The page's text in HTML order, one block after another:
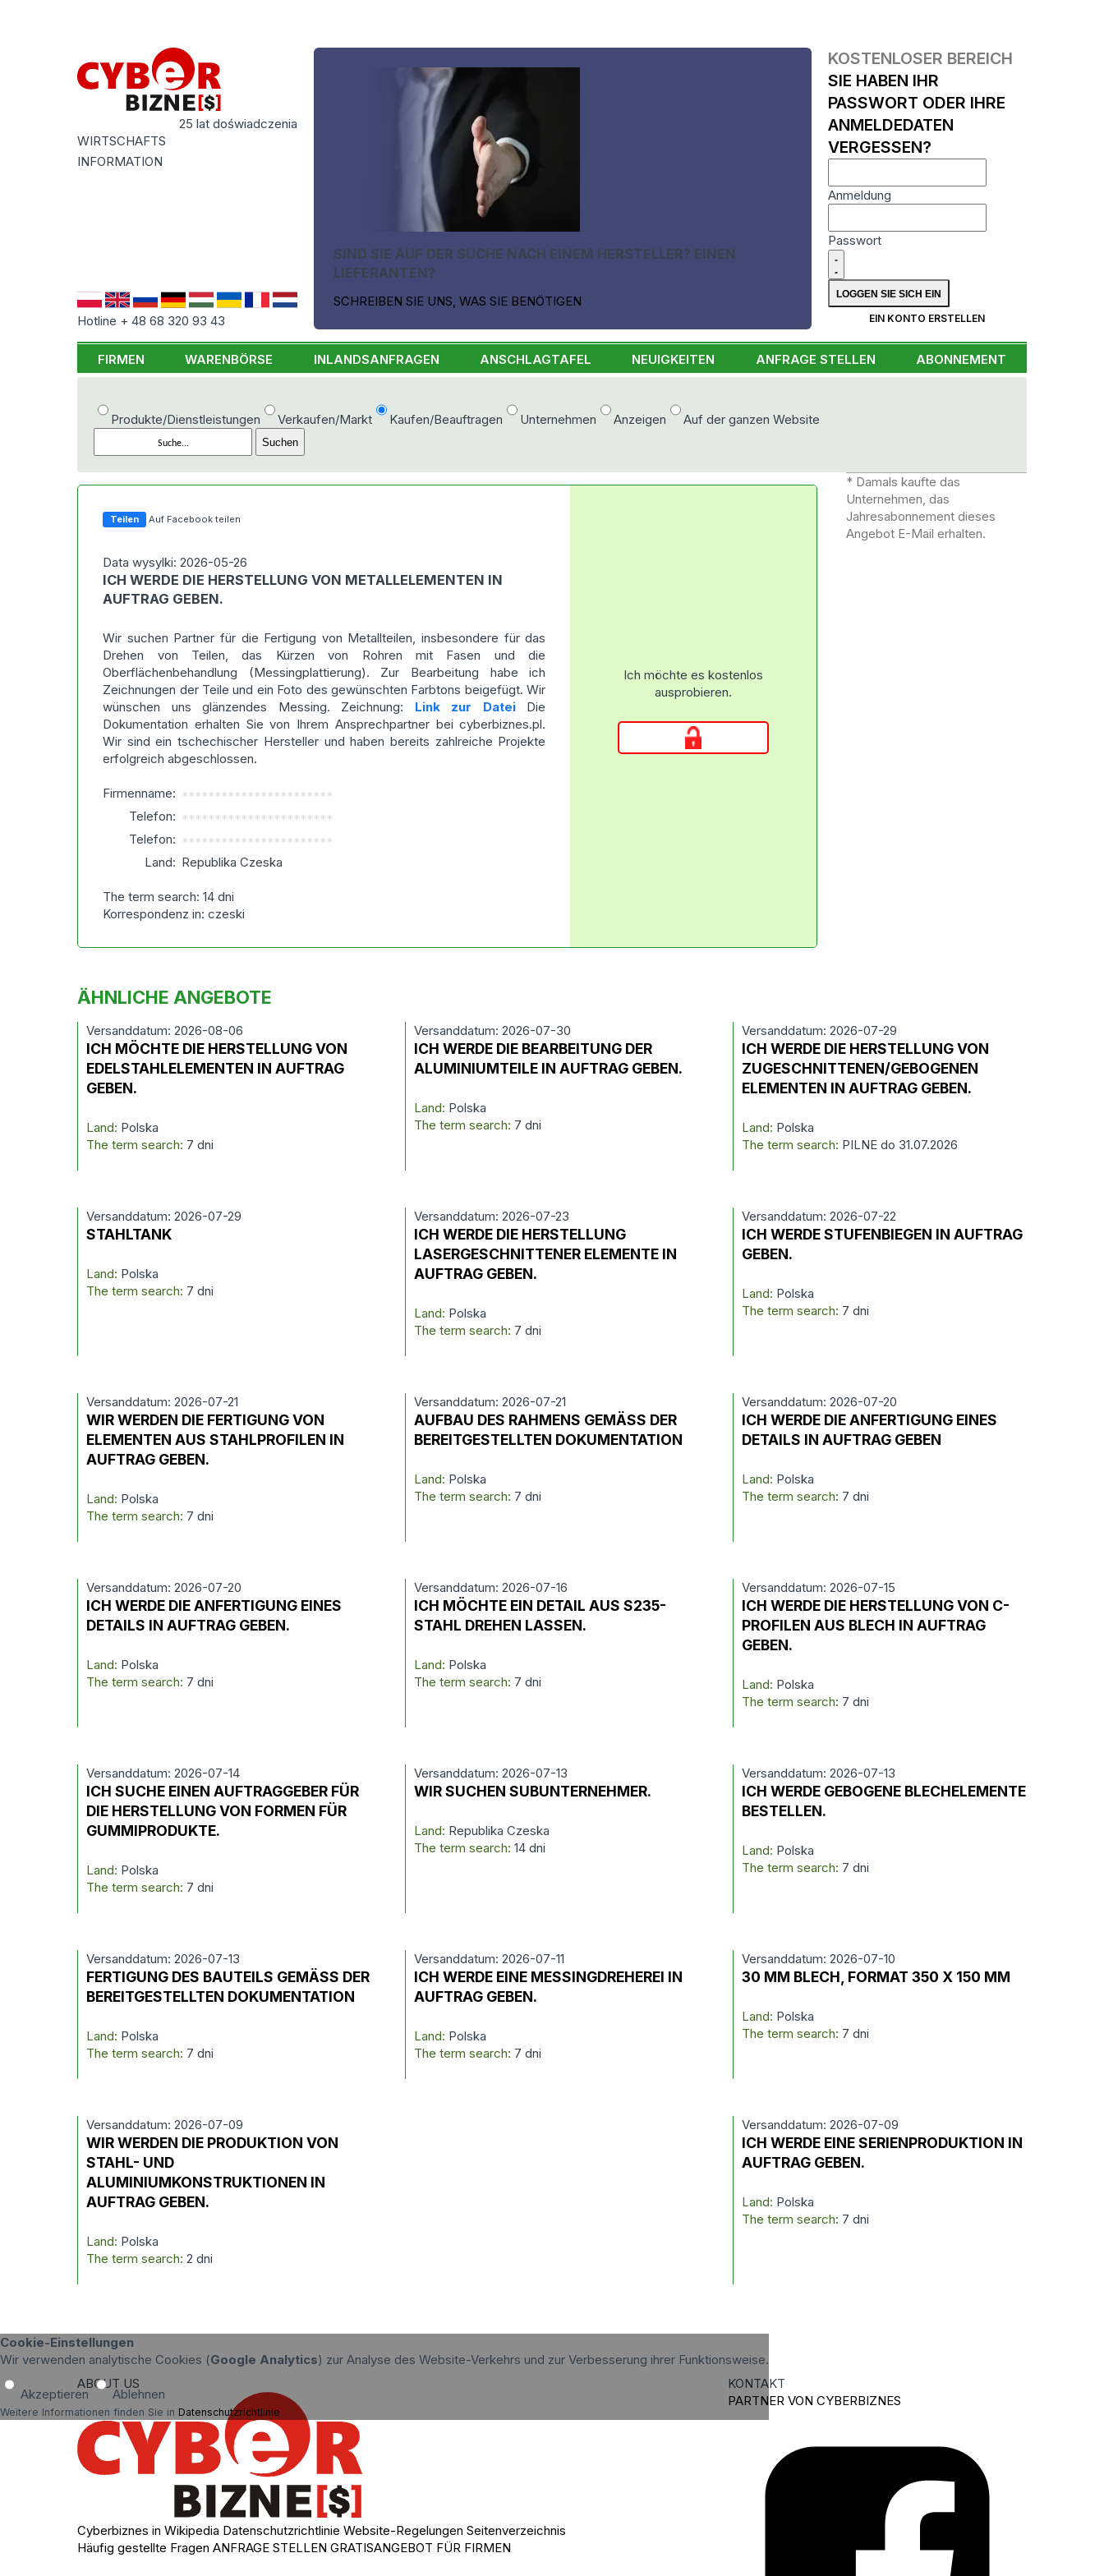
25 lat doświadczenia
WIRTSCHAFTS
INFORMATION
Hotline + 48 68 320 93 43
SIND SIE AUF DER SUCHE NACH EINEM HERSTELLER? EINEN
LIEFERANTEN?
SCHREIBEN SIE UNS, WAS SIE BENÖTIGEN
KOSTENLOSER BEREICH
SIE HABEN IHR
PASSWORT ODER IHRE
ANMELDEDATEN
VERGESSEN?
Anmeldung
Passwort
EIN KONTO ERSTELLEN
FIRMEN WARENBÖRSE INLANDSANFRAGEN ANSCHLAGTAFEL NEUIGKEITEN ANFRAGE STELLEN ABONNEMENT
Produkte/Dienstleistungen Verkaufen/Markt Kaufen/Beauftragen Unternehmen Anzeigen Auf der ganzen Website
Teilen Auf Facebook teilen
Data wysylki: 2026-05-26
ICH WERDE DIE HERSTELLUNG VON METALLELEMENTEN IN
AUFTRAG GEBEN.
Wir suchen Partner für die Fertigung von Metallteilen, insbesondere für das
Drehen von Teilen, das Kürzen von Rohren mit Fasen und die
Oberflächenbehandlung (Messingplattierung). Zur Bearbeitung habe ich
Zeichnungen der Teile und ein Foto des gewünschten Farbtons beigefügt. Wir
wünschen uns glänzendes Messing. Zeichnung: Link zur DateiDie
Dokumentation erhalten Sie von Ihrem Ansprechpartner bei cyberbiznes.pl.
Wir sind ein tschechischer Hersteller und haben bereits zahlreiche Projekte
erfolgreich abgeschlossen.
Firmenname: ***********************
Telefon: ***********************
Telefon: ***********************
Land: Republika Czeska
The term search: 14 dni
Korrespondenz in: czeski
Ich möchte es kostenlos
ausprobieren.
* Damals kaufte das
Unternehmen, das
Jahresabonnement dieses
Angebot E-Mail erhalten.
ÄHNLICHE ANGEBOTE
Versanddatum: 2026-08-06
ICH MÖCHTE DIE HERSTELLUNG VON
EDELSTAHLELEMENTEN IN AUFTRAG
GEBEN.
Land: Polska
The term search: 7 dni
Versanddatum: 2026-07-30
ICH WERDE DIE BEARBEITUNG DER
ALUMINIUMTEILE IN AUFTRAG GEBEN.
Land: Polska
The term search: 7 dni
Versanddatum: 2026-07-29
ICH WERDE DIE HERSTELLUNG VON
ZUGESCHNITTENEN/GEBOGENEN
ELEMENTEN IN AUFTRAG GEBEN.
Land: Polska
The term search: PILNE do 31.07.2026
Versanddatum: 2026-07-29
STAHLTANK
Land: Polska
The term search: 7 dni
Versanddatum: 2026-07-23
ICH WERDE DIE HERSTELLUNG
LASERGESCHNITTENER ELEMENTE IN
AUFTRAG GEBEN.
Land: Polska
The term search: 7 dni
Versanddatum: 2026-07-22
ICH WERDE STUFENBIEGEN IN AUFTRAG
GEBEN.
Land: Polska
The term search: 7 dni
Versanddatum: 2026-07-21
WIR WERDEN DIE FERTIGUNG VON
ELEMENTEN AUS STAHLPROFILEN IN
AUFTRAG GEBEN.
Land: Polska
The term search: 7 dni
Versanddatum: 2026-07-21
AUFBAU DES RAHMENS GEMÄSS DER
BEREITGESTELLTEN DOKUMENTATION
Land: Polska
The term search: 7 dni
Versanddatum: 2026-07-20
ICH WERDE DIE ANFERTIGUNG EINES
DETAILS IN AUFTRAG GEBEN
Land: Polska
The term search: 7 dni
Versanddatum: 2026-07-20
ICH WERDE DIE ANFERTIGUNG EINES
DETAILS IN AUFTRAG GEBEN.
Land: Polska
The term search: 7 dni
Versanddatum: 2026-07-16
ICH MÖCHTE EIN DETAIL AUS S235-
STAHL DREHEN LASSEN.
Land: Polska
The term search: 7 dni
Versanddatum: 2026-07-15
ICH WERDE DIE HERSTELLUNG VON C-
PROFILEN AUS BLECH IN AUFTRAG
GEBEN.
Land: Polska
The term search: 7 dni
Versanddatum: 2026-07-14
ICH SUCHE EINEN AUFTRAGGEBER FÜR
DIE HERSTELLUNG VON FORMEN FÜR
GUMMIPRODUKTE.
Land: Polska
The term search: 7 dni
Versanddatum: 2026-07-13
WIR SUCHEN SUBUNTERNEHMER.
Land: Republika Czeska
The term search: 14 dni
Versanddatum: 2026-07-13
ICH WERDE GEBOGENE BLECHELEMENTE
BESTELLEN.
Land: Polska
The term search: 7 dni
Versanddatum: 2026-07-13
FERTIGUNG DES BAUTEILS GEMÄSS DER
BEREITGESTELLTEN DOKUMENTATION
Land: Polska
The term search: 7 dni
Versanddatum: 2026-07-11
ICH WERDE EINE MESSINGDREHEREI IN
AUFTRAG GEBEN.
Land: Polska
The term search: 7 dni
Versanddatum: 2026-07-10
30 MM BLECH, FORMAT 350 X 150 MM
Land: Polska
The term search: 7 dni
Versanddatum: 2026-07-09
WIR WERDEN DIE PRODUKTION VON
STAHL- UND
ALUMINIUMKONSTRUKTIONEN IN
AUFTRAG GEBEN.
Land: Polska
The term search:2 dni
Versanddatum: 2026-07-09
ICH WERDE EINE SERIENPRODUKTION IN
AUFTRAG GEBEN.
Land: Polska
The term search: 7 dni
Cookie-Einstellungen
Wir verwenden analytische Cookies (Google Analytics) zur Analyse des Website-Verkehrs und zur Verbesserung ihrer Funktionsweise.
Akzeptieren Ablehnen
Weitere Informationen finden Sie in Datenschutzrichtlinie.
ABOUT US
Cyberbiznes in Wikipedia Datenschutzrichtlinie Website-Regelungen Seitenverzeichnis
Häufig gestellte Fragen ANFRAGE STELLEN GRATISANGEBOT FÜR FIRMEN
KONTAKT
PARTNER VON CYBERBIZNES